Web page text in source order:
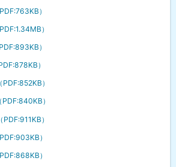
PDF:763KB）
PDF:1.34MB）
PDF:893KB）
PDF:878KB）
（PDF:852KB）
（PDF:840KB）
（PDF:911KB）
PDF:903KB）
PDF:868KB）